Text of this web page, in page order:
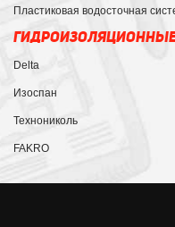
Пластиковая водосточная
Delta
Изоспан
Технониколь
FAKRO